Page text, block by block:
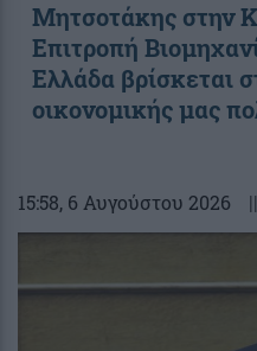
Μητσοτάκης στην
Επιτροπή
Ελλάδα βρίσκεται
οικονομικής μας
15:58, 6 Αυγούστου 2026 ||